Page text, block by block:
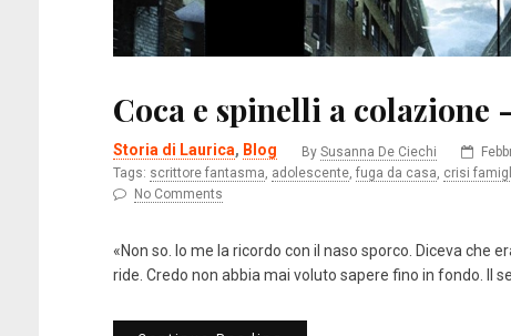
Coca e spinelli a colazione
Storia di Laurica, Blog By Susanna De Ciechi
Tags: scrittore fantasma, adolescente, fuga da casa, crisi
No Comments
«Non so. Io me la ricordo con il naso sporco. Diceva che
ride. Credo non abbia mai voluto sapere fino in fondo. Il